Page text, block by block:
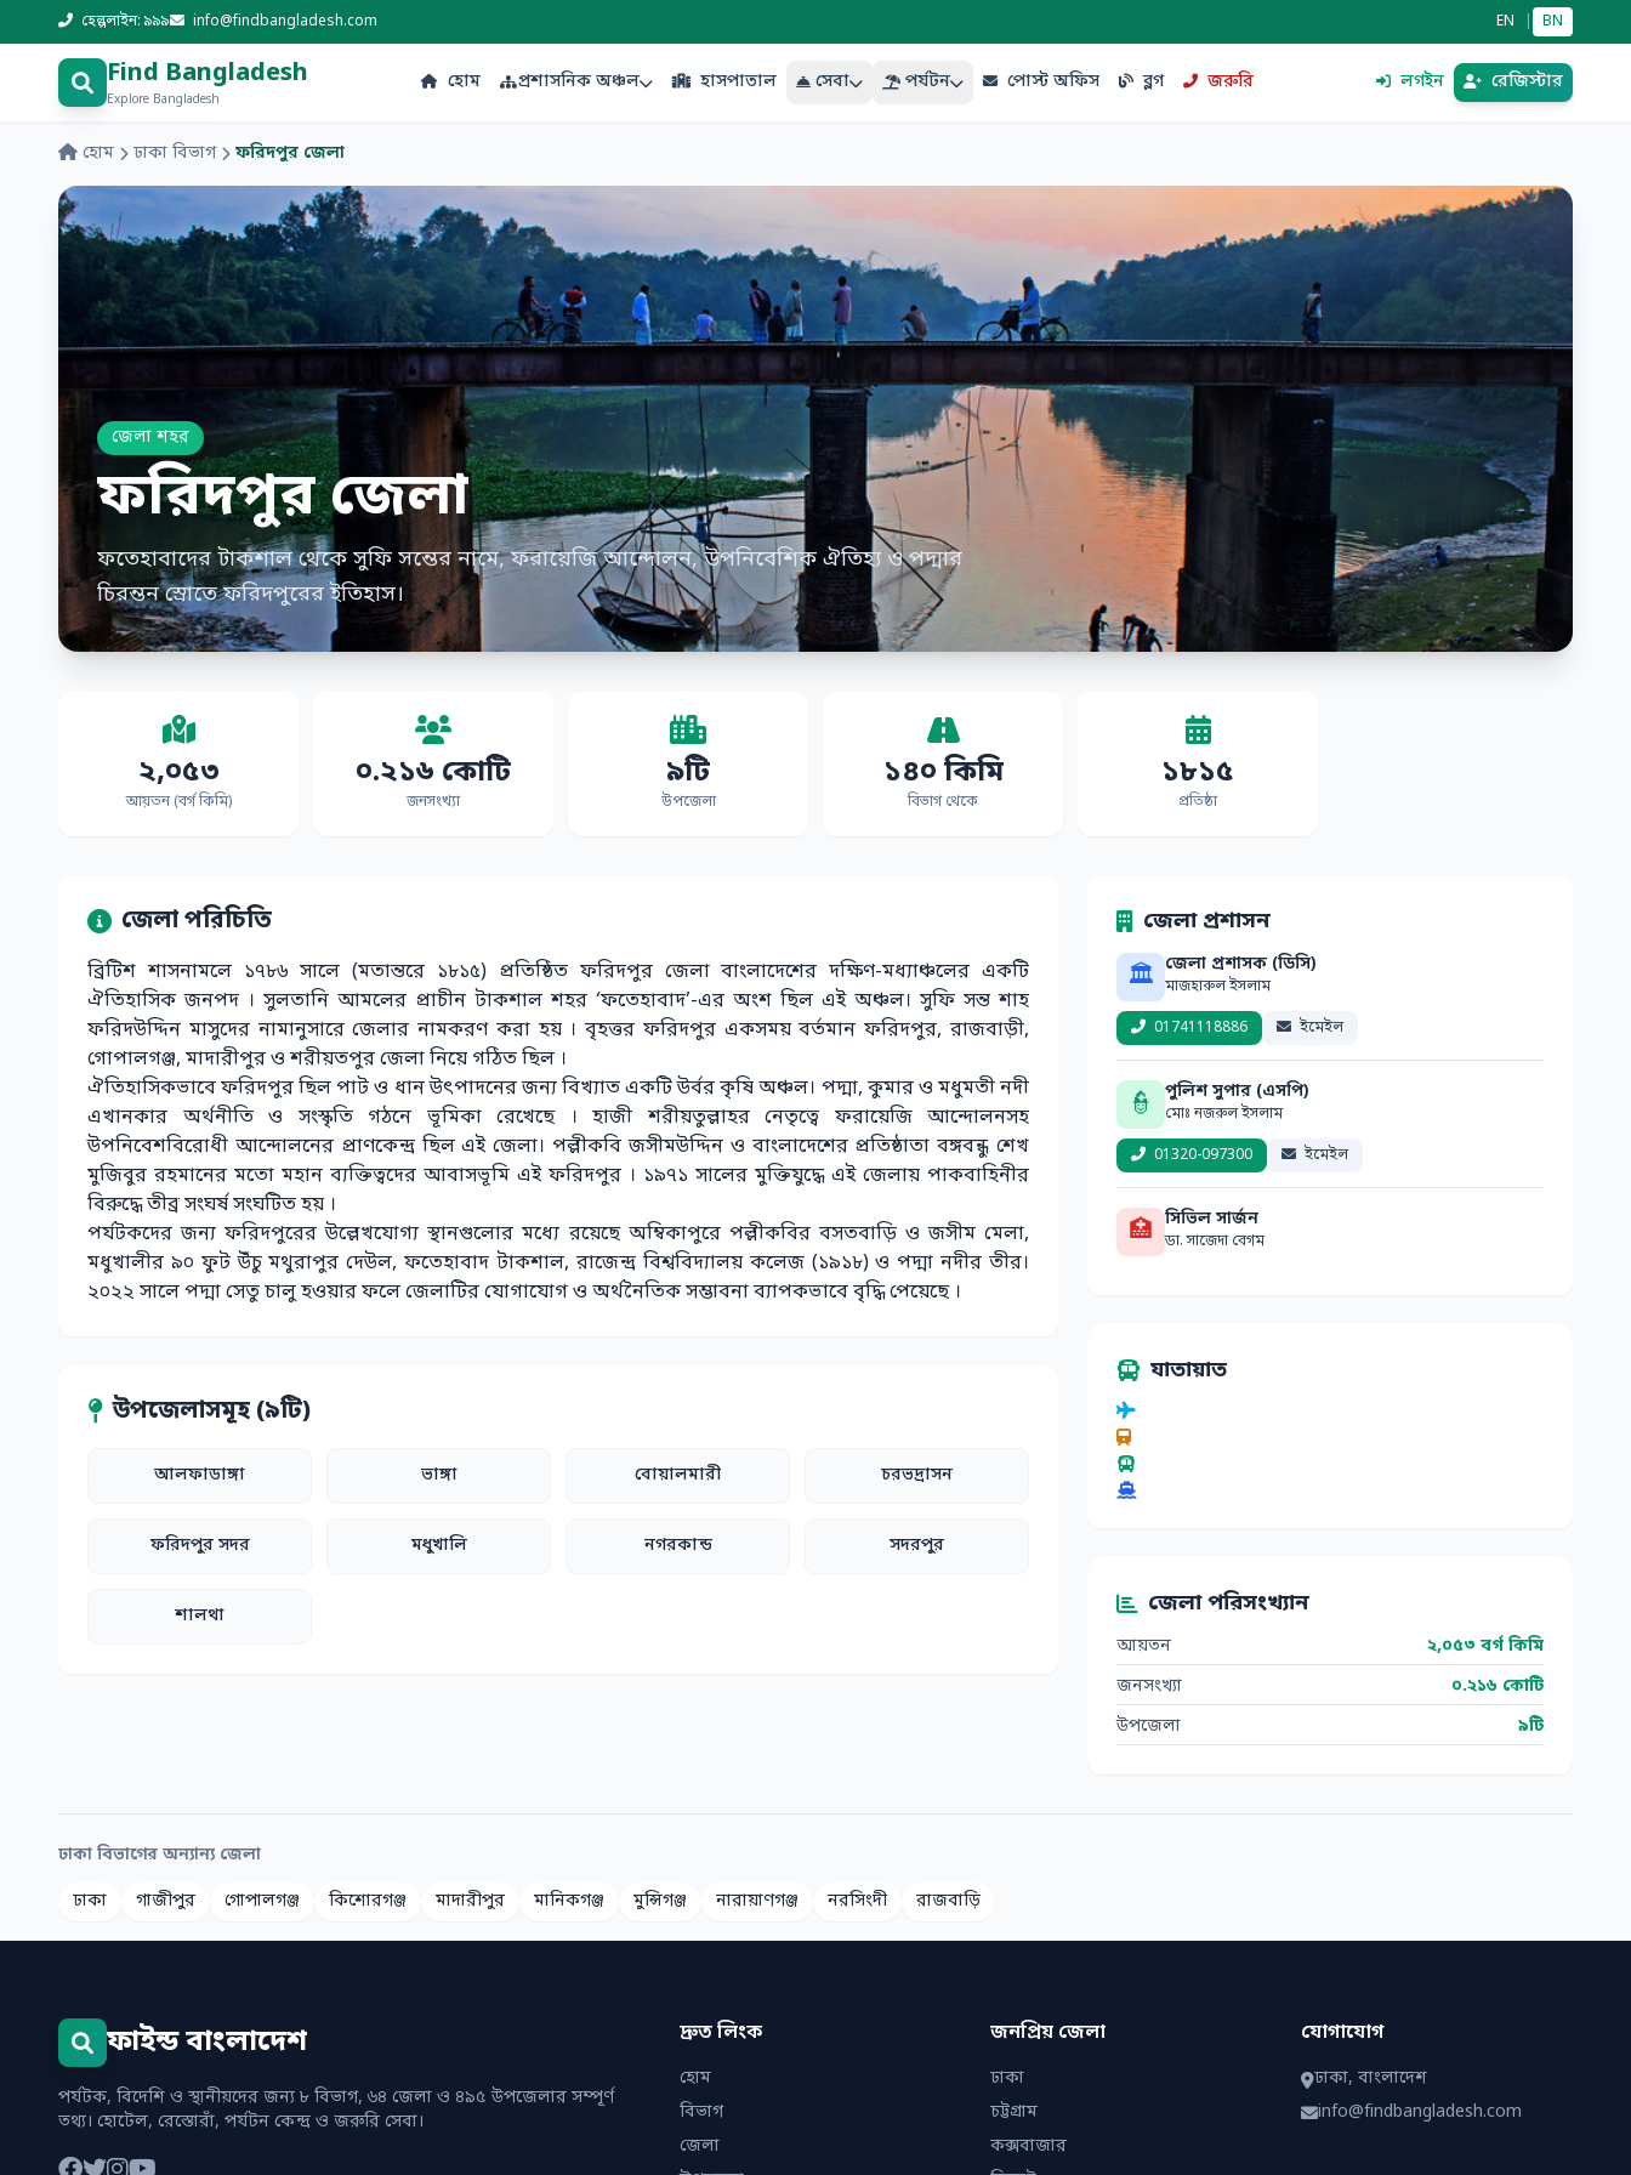
হেল্পলাইন: ৯৯৯ info@findbangladesh.com EN BN
Find Bangladesh
Explore Bangladesh
হোম প্রশাসনিক অঞ্চল হাসপাতাল সেবা পর্যটন পোস্ট অফিস ব্লগ জরুরি লগইন রেজিস্টার
হোম ঢাকা বিভাগ ফরিদপুর জেলা
জেলা শহর
ফরিদপুর জেলা
ফতেহাবাদের টাকশাল থেকে সুফি সন্তের নামে, ফরায়েজি আন্দোলন, উপনিবেশিক ঐতিহ্য ও পদ্মার
চিরন্তন স্রোতে ফরিদপুরের ইতিহাস।
২,০৫৩
আয়তন (বর্গ কিমি)
০.২১৬ কোটি
জনসংখ্যা
৯টি
উপজেলা
১৪০ কিমি
বিভাগ থেকে
১৮১৫
প্রতিষ্ঠা
জেলা পরিচিতি
ব্রিটিশ শাসনামলে ১৭৮৬ সালে (মতান্তরে ১৮১৫) প্রতিষ্ঠিত ফরিদপুর জেলা বাংলাদেশের দক্ষিণ-মধ্যাঞ্চলের একটি
ঐতিহাসিক জনপদ । সুলতানি আমলের প্রাচীন টাকশাল শহর ‘ফতেহাবাদ’-এর অংশ ছিল এই অঞ্চল। সুফি সন্ত শাহ
ফরিদউদ্দিন মাসুদের নামানুসারে জেলার নামকরণ করা হয় । বৃহত্তর ফরিদপুর একসময় বর্তমান ফরিদপুর, রাজবাড়ী,
গোপালগঞ্জ, মাদারীপুর ও শরীয়তপুর জেলা নিয়ে গঠিত ছিল ।
ঐতিহাসিকভাবে ফরিদপুর ছিল পাট ও ধান উৎপাদনের জন্য বিখ্যাত একটি উর্বর কৃষি অঞ্চল। পদ্মা, কুমার ও মধুমতী নদী
এখানকার অর্থনীতি ও সংস্কৃতি গঠনে ভূমিকা রেখেছে । হাজী শরীয়তুল্লাহর নেতৃত্বে ফরায়েজি আন্দোলনসহ
উপনিবেশবিরোধী আন্দোলনের প্রাণকেন্দ্র ছিল এই জেলা। পল্লীকবি জসীমউদ্দিন ও বাংলাদেশের প্রতিষ্ঠাতা বঙ্গবন্ধু শেখ
মুজিবুর রহমানের মতো মহান ব্যক্তিত্বদের আবাসভূমি এই ফরিদপুর । ১৯৭১ সালের মুক্তিযুদ্ধে এই জেলায় পাকবাহিনীর
বিরুদ্ধে তীব্র সংঘর্ষ সংঘটিত হয় ।
পর্যটকদের জন্য ফরিদপুরের উল্লেখযোগ্য স্থানগুলোর মধ্যে রয়েছে অম্বিকাপুরে পল্লীকবির বসতবাড়ি ও জসীম মেলা,
মধুখালীর ৯০ ফুট উঁচু মথুরাপুর দেউল, ফতেহাবাদ টাকশাল, রাজেন্দ্র বিশ্ববিদ্যালয় কলেজ (১৯১৮) ও পদ্মা নদীর তীর।
২০২২ সালে পদ্মা সেতু চালু হওয়ার ফলে জেলাটির যোগাযোগ ও অর্থনৈতিক সম্ভাবনা ব্যাপকভাবে বৃদ্ধি পেয়েছে ।
উপজেলাসমূহ (৯টি)
আলফাডাঙ্গা ভাঙ্গা বোয়ালমারী চরভদ্রাসন
ফরিদপুর সদর মধুখালি নগরকান্ড সদরপুর
শালথা
জেলা প্রশাসন
🏛 জেলা প্রশাসক (ডিসি)
মাজহারুল ইসলাম
01741118886 ইমেইল
👮 পুলিশ সুপার (এসপি)
মোঃ নজরুল ইসলাম
01320-097300 ইমেইল
🏥 সিভিল সার্জন
ডা. সাজেদা বেগম
যাতায়াত
জেলা পরিসংখ্যান
আয়তন
২,০৫৩ বর্গ কিমি
জনসংখ্যা
০.২১৬ কোটি
উপজেলা
৯টি
ঢাকা বিভাগের অন্যান্য জেলা
ঢাকা
গাজীপুর গোপালগঞ্জ কিশোরগঞ্জ মাদারীপুর মানিকগঞ্জ মুন্সিগঞ্জ নারায়াণগঞ্জ নরসিংদী রাজবাড়ি
ফাইন্ড বাংলাদেশ
পর্যটক, বিদেশি ও স্থানীয়দের জন্য ৮ বিভাগ, ৬৪ জেলা ও ৪৯৫ উপজেলার সম্পূর্ণ
তথ্য। হোটেল, রেস্তোরাঁ, পর্যটন কেন্দ্র ও জরুরি সেবা।
দ্রুত লিংক
হোম
বিভাগ
জেলা
জনপ্রিয় জেলা
ঢাকা
চট্টগ্রাম
কক্সবাজার
যোগাযোগ
ঢাকা, বাংলাদেশ
info@findbangladesh.com